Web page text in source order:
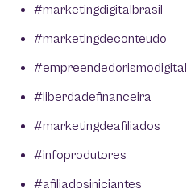
#marketingdigitalbrasil
#marketingdeconteudo
#empreendedorismodigital
#liberdadefinanceira
#marketingdeafiliados
#infoprodutores
#afiliadosiniciantes